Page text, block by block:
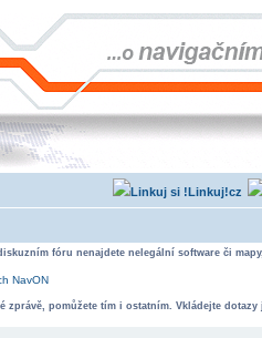
Linkuj!cz
fóru nenajdete nelegální software či
NavON
pomůžete tím i ostatním. Vkládejte